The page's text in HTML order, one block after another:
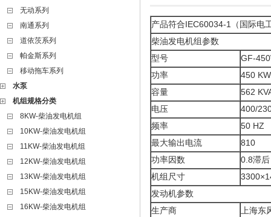
无动系列
南通系列
道依茨系列
帕金斯系列
移动拖车系列
水泵
机组规格分类
8KW-柴油发电机组
10KW-柴油发电机组
11KW-柴油发电机组
12KW-柴油发电机组
13KW-柴油发电机组
15KW-柴油发电机组
16KW-柴油发电机组
产品符合IEC60034-1（国际电
柴油发电机组参数
型号
GF-
功率
450 KW
容量
562
电压
400/
频率
50 HZ
最大输出电流
810
功率因数
0.8滞后
机组尺寸
发动机参数
生产商
上海东